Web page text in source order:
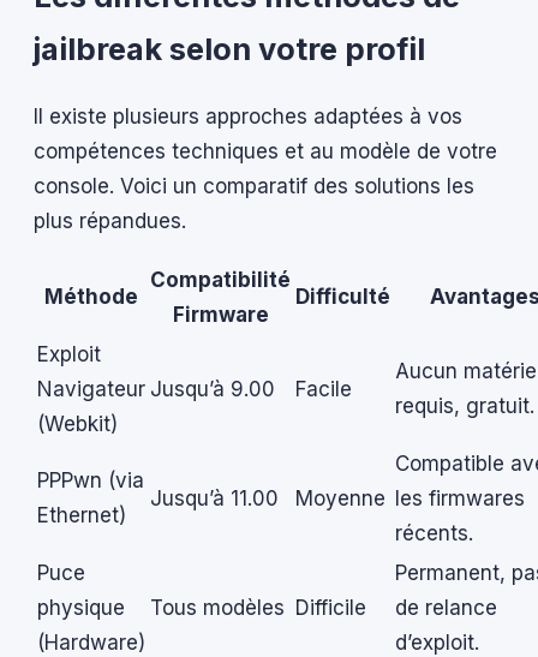
jailbreak selon votre profil
Il existe plusieurs approches adaptées à vos
compétences techniques et au modèle de votre
console. Voici un comparatif des solutions les
plus répandues.
Méthode
Compatibilité
Firmware
Difficulté
Exploit
Navigateur
(Webkit)
Jusqu’à 9.00 Facile
Aucun
requis, gratuit.
PPPwn (via
Ethernet)
Jusqu’à 11.00 Moyenne
Compatible
les firmwares
récents.
Puce
physique
(Hardware)
Tous modèles Difficile
Permanent,
de relance
d’exploit.